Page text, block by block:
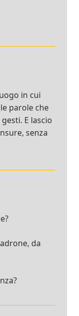
in cui
parole che
E lascio
senza
da